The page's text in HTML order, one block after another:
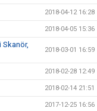
2018-04-12 16:28
2018-04-05 15:36
2018-03-01 16:59
2018-02-28 12:49
2018-02-14 21:51
2017-12-25 16:56